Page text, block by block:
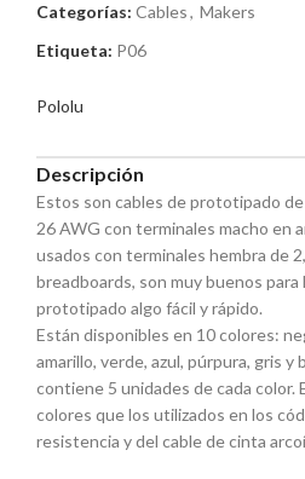
Categorías: Cables, Makers
Etiqueta: P06
Pololu
Descripción
Estos son cables de prototipado
26 AWG con terminales macho en
usados con terminales hembra de
breadboards, son muy buenos
prototipado algo fácil y rápido.
Están disponibles en 10 colores:
amarillo, verde, azul, púrpura, gris
contiene 5 unidades de cada color.
colores que los utilizados en los
resistencia y del cable de cinta